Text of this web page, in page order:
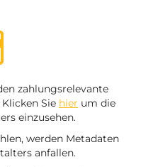
zahlungsrelevante
Sie hier um die
einzusehen.
werden Metadaten
anfallen.